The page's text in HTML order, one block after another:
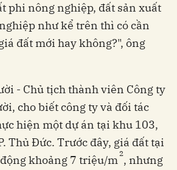
phi nông nghiệp, đất sản xuất
như kể trên thì có cần
đất mới hay không?", ông
- Chủ tịch thành viên Công ty
cho biết công ty và đối tác
hiện một dự án tại khu 103,
Thủ Đức. Trước đây, giá đất tại
khoảng 7 triệu/m2, nhưng